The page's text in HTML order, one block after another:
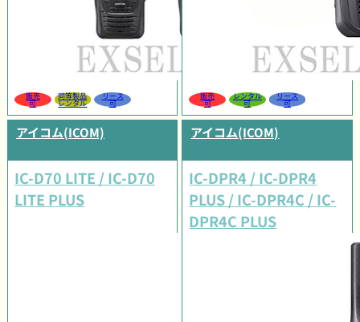
販売
可
同等製品
レンタル
リース
可
販売
可
レンタル
可
リース
可
アイコム(ICOM)
IC-D70 LITE / IC-D70
LITE PLUS
アイコム(ICOM)
IC-DPR4 / IC-DPR4
PLUS / IC-DPR4C / IC-
DPR4C PLUS